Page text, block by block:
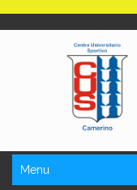
Menu